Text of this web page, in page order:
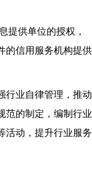
供单位的授权，
的信用服务机构提供
业自律管理，推动
范的制定，编制行业
活动，提升行业服务